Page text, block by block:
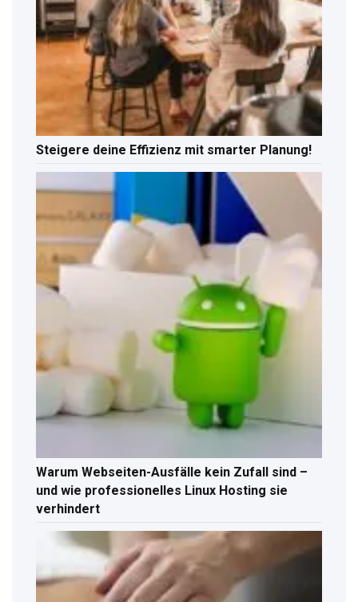
Steigere deine Effizienz mit smarter Planung!
Warum Webseiten-Ausfälle kein Zufall sind –
und wie professionelles Linux Hosting sie
verhindert